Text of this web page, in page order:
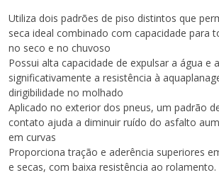
Utiliza dois padrões de piso distintos que
seca ideal combinado com capacidade para
no seco e no chuvoso
Possui alta capacidade de expulsar a água e
significativamente a resistência à
dirigibilidade no molhado
Aplicado no exterior dos pneus, um padrão
contato ajuda a diminuir ruído do asfalto
em curvas
Proporciona tração e aderência superiores
e secas, com baixa resistência ao rolamento.